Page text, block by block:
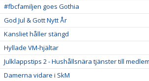
#fbcfamiljen goes Gothia
God Jul & Gott Nytt År
Kansliet håller stängd
Hyllade VM-hjältar
Julklappstips 2 - Hushållsnära tjänster till
Damerna vidare i SkM